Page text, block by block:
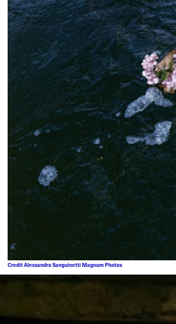
Credit Alessandra Sanguinetti Magnum Photos